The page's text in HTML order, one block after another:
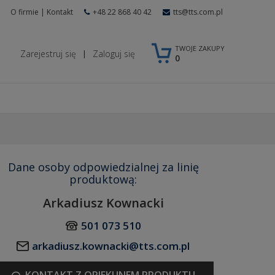
O firmie | Kontakt +48 22 868 40 42 tts@tts.com.pl
TWOJE ZAKUPY
0
Zarejestruj się | Zaloguj się
Dane osoby odpowiedzialnej za linię
produktową:
Arkadiusz Kownacki
501 073 510
arkadiusz.kownacki@tts.com.pl